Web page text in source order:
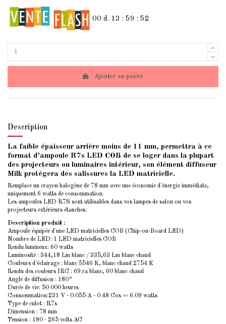
00 d. 13 : 59 : 52
Ajouter au panier
Description
La faible épaisseur arrière moins de 11 mm, permettra à ce
format d’ampoule R7s LED COB de se loger dans la plupart
des projecteurs ou luminaires intérieur, son élément diffuseur
Milk protégera des salissures la LED matricielle.
Remplace un crayon halogène de 78 mm avec une économie d'énergie immédiate,
uniquement 6 watts de consommation.
Les ampoules LED R7S sont utilisables dans vos lampes de salon ou vos
projecteurs extérieurs étanches.
Description produit :
Ampoule équipée d'une LED matricielles COB (Chip-on-Board LED)
Nombre de LED: 1 LED matricielles COB
Rendu lumineux: 60 watts
Luminosité : 344,18 Lm blanc / 335,63 Lm blanc chaud
Couleurs d'éclairage : blanc 5546 K, blanc chaud 2754 K
Rendu des couleurs IRC : 69 ra blanc, 60 blanc chaud
Angle de diffusion : 180°
Durée de vie: 50 000 heures
Consommation:231 V - 0.055 A - 0.48 Cos = 6.09 watts
Type de culot : R7s
Dimension : 78 mm
Tension : 180 - 265 volts AC